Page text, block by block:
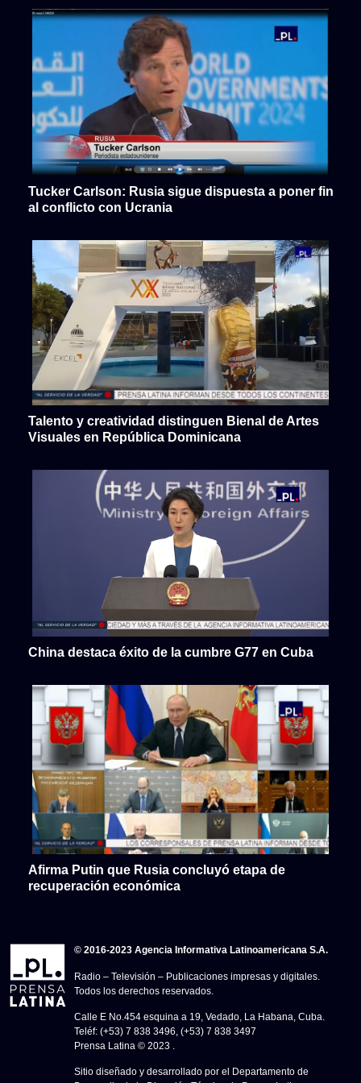
Tucker Carlson: Rusia sigue dispuesta a poner fin
al conflicto con Ucrania
Talento y creatividad distinguen Bienal de Artes
Visuales en República Dominicana
China destaca éxito de la cumbre G77 en Cuba
Afirma Putin que Rusia concluyó etapa de
recuperación económica
© 2016-2023 Agencia Informativa Latinoamericana S.A.
Radio – Televisión – Publicaciones impresas y digitales.
Todos los derechos reservados.
Calle E No.454 esquina a 19, Vedado, La Habana, Cuba.
Teléf: (+53) 7 838 3496, (+53) 7 838 3497
Prensa Latina © 2023 .
Sitio diseñado y desarrollado por el Departamento de